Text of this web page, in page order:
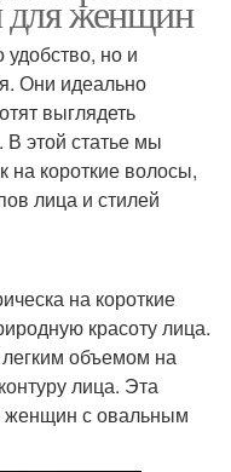
для женщин
но и
Они идеально
выглядеть
этой статье мы
на короткие волосы,
лица и стилей
на короткие
красоту лица.
легким объемом на
лица. Эта
женщин с овальным